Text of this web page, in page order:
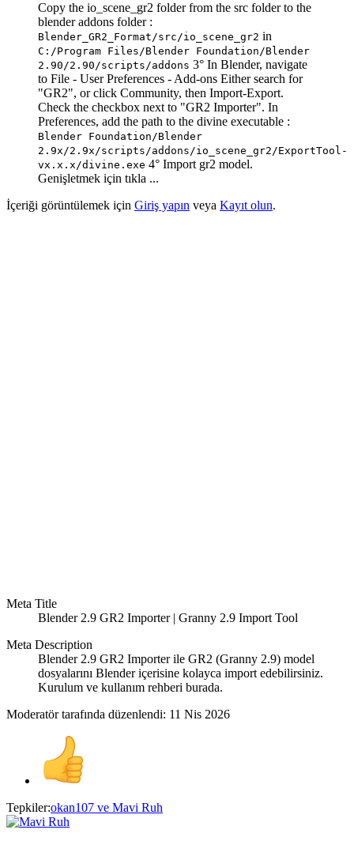
Copy the io_scene_gr2 folder from the src folder to the
blender addons folder :
Blender_GR2_Format/src/io_scene_gr2 in
C:/Program Files/Blender Foundation/Blender
2.90/2.90/scripts/addons 3° In Blender, navigate
to File - User Preferences - Add-ons Either search for
"GR2", or click Community, then Import-Export.
Check the checkbox next to "GR2 Importer". In
Preferences, add the path to the divine executable :
Blender Foundation/Blender
2.9x/2.9x/scripts/addons/io_scene_gr2/ExportTool-
vx.x.x/divine.exe 4° Import gr2 model.
Genişletmek için tıkla ...
İçeriği görüntülemek için Giriş yapın veya Kayıt olun.
Meta Title
Blender 2.9 GR2 Importer | Granny 2.9 Import Tool
Meta Description
Blender 2.9 GR2 Importer ile GR2 (Granny 2.9) model
dosyalarını Blender içerisine kolayca import edebilirsiniz.
Kurulum ve kullanım rehberi burada.
Moderatör tarafında düzenlendi: 11 Nis 2026
Tepkiler:okan107 ve Mavi Ruh